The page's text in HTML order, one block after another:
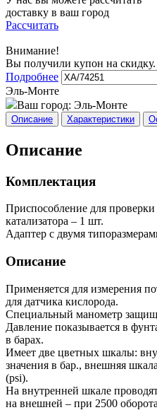
доставку в ваш город
Рассчитать
Внимание!
Вы получили купон на скидку.
Подробнее
Эль-Монте
Ваш город: Эль-Монте
Описание Характеристики
Описание
Комплектация
Приспособление для
катализатора – 1 шт.
Адаптер с двумя
Описание
Применяется для измерения
для датчика кислорода.
Специальный манометр
Давление показывается в
в барах.
Имеет две цветных шкалы:
значения в бар., внешняя
(psi).
На внутренней шкале
на внешней – при 2500